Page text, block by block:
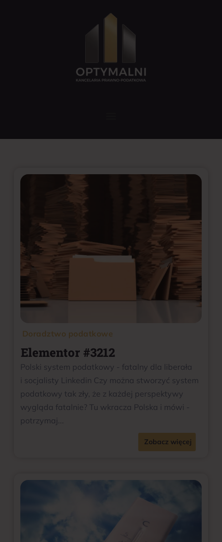
Doradztwo podatkowe
Elementor #3212
Polski system podatkowy - fatalny dla liberała
i socjalisty Linkedin Czy można stworzyć system
podatkowy tak zły, że z każdej perspektywy
wygląda fatalnie? Tu wkracza Polska i mówi -
potrzymaj...
Zobacz więcej